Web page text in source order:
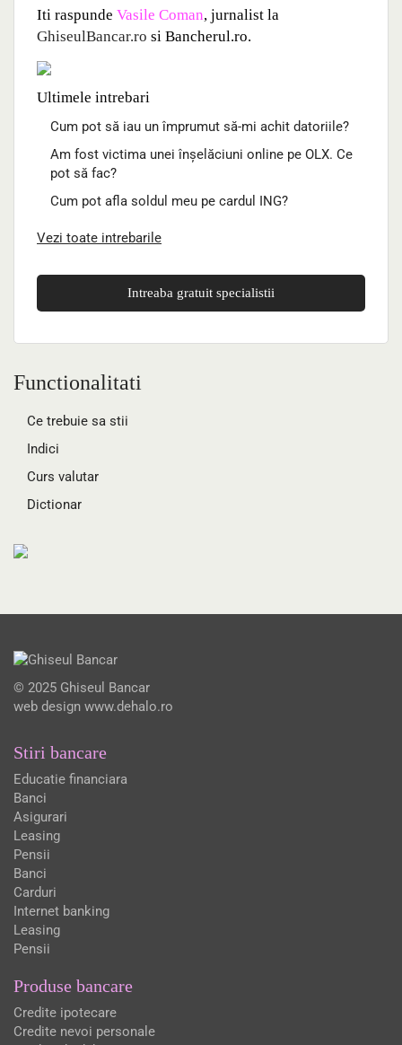
Iti raspunde Vasile Coman, jurnalist la
GhiseulBancar.ro si Bancherul.ro.
Ultimele intrebari
Cum pot să iau un împrumut să-mi achit datoriile?
Am fost victima unei înșelăciuni online pe OLX. Ce
pot să fac?
Cum pot afla soldul meu pe cardul ING?
Vezi toate intrebarile
Intreaba gratuit specialistii
Functionalitati
Ce trebuie sa stii
Indici
Curs valutar
Dictionar
© 2025 Ghiseul Bancar
web design www.dehalo.ro
Stiri bancare
Educatie financiara
Banci
Asigurari
Leasing
Pensii
Banci
Carduri
Internet banking
Leasing
Pensii
Produse bancare
Credite ipotecare
Credite nevoi personale